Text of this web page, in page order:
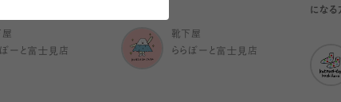
屋
ぽーと富士見店
靴下屋
ららぽーと富士見店
にな